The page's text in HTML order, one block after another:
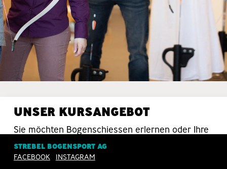
UNSER KURSANGEBOT
Sie möchten Bogenschiessen erlernen oder Ihre
Schiesstechnik verbessern? Da sind Sie bei uns
in guten Händen.
STREBEL BOGENSPORT AG
FACEBOOK
INSTAGRAM